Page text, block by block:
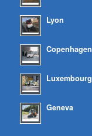
Lyon
Copenhagen
Luxembourg
Geneva